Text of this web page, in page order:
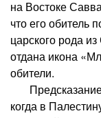
на Востоке
что его обитель
царского рода
отдана икона
обители.
Предсказание
когда в